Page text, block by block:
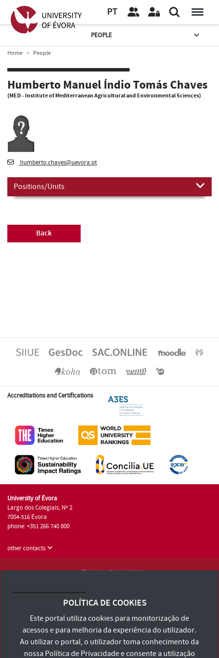
PT
PEOPLE
Home People
Humberto Manuel Índio Tomás Chaves
(MED - Institute of Mediterranean Agricultural and Environmental Sciences)
humberto.chaves@uevora.pt
Positions/Units
Back
Accreditations and Certifications
University of Évora
Largo dos Colegiais, Nº 2
7004-516 Évora
phone: +351 266 740 800
other contacts
Terms and Conditions and Privacy Policy
Accessibility Statement
POLÍTICA DE COOKIES
Este portal utiliza cookies para monitorização de
acessos e para melhoria da experiência do utilizador.
Ao utilizar o portal, o utilizador toma conhecimento da
nossa Política de Privacidadee consente a utilização